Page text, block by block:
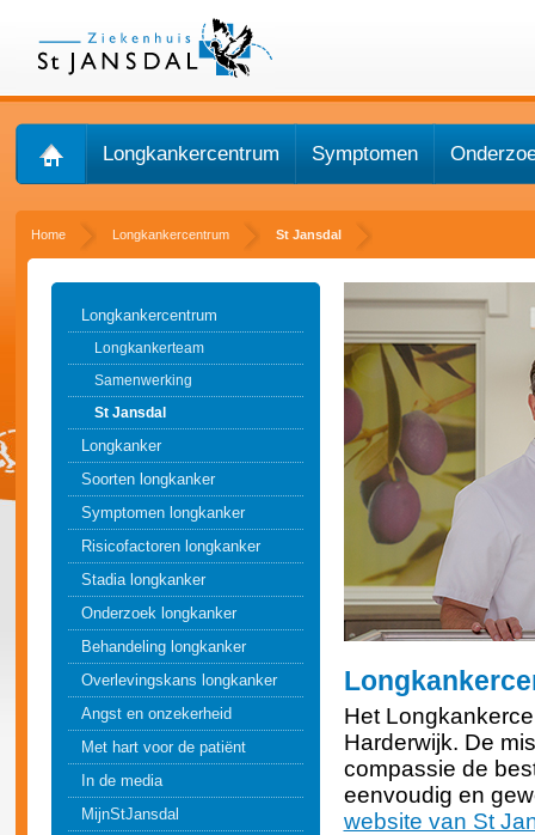
Longkankercentrum Symptomen
Home Longkankercentrum St Jansdal
Longkankercentrum
Longkankerteam
Samenwerking
St Jansdal
Longkanker
Soorten longkanker
Symptomen longkanker
Risicofactoren longkanker
Stadia longkanker
Onderzoek longkanker
Behandeling longkanker
Overlevingskans longkanker
Angst en onzekerheid
Met hart voor de patiënt
In de media
MijnStJansdal
Het
Harderwijk. De
compassie de
eenvoudig en
website van St